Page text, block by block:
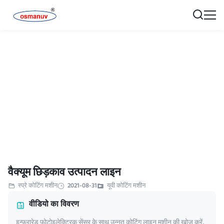
वैक्यूम छिड़काव उत्पादन लाइन
स्प्रे कोटिंग मशीन 2021-08-31 यूवी कोटिंग मशीन
वीडियो का विवरण